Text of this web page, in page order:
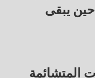
يبقى
المتشائمة